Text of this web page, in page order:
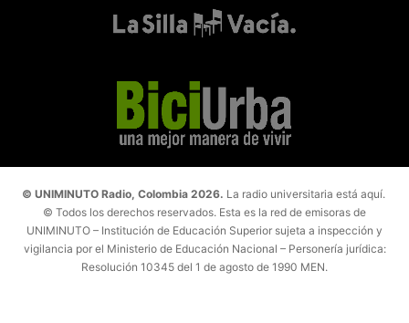
© UNIMINUTO Radio, Colombia 2026. La radio universitaria está aquí.
© Todos los derechos reservados. Esta es la red de emisoras de
UNIMINUTO – Institución de Educación Superior sujeta a inspección y
vigilancia por el Ministerio de Educación Nacional – Personería jurídica:
Resolución 10345 del 1 de agosto de 1990 MEN.